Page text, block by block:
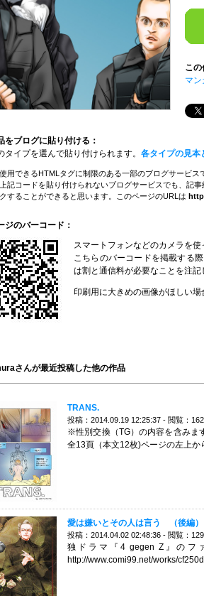
こ
マン
をブログに貼り付ける：
タイプを選んで貼り付けられます。 各タイプの見本
使用できるHTMLタグに制限のある一部のブログサービス
上記コードを貼り付けられないブログサービスでも、記
クすることができると思います。このページのURLは
ジのバーコード：
スマートフォンなどのカメラを
こちらのバーコードを掲載する
は割と通信料が必要なことを注記
印刷用に大きめの画像がほしい場
さんが最近投稿した他の作品
TRANS.
投稿：2014.09.19 12:25:37 - 閲覧：
※性別交換（TG）の内容を含みま
全13頁（本文12枚)ページの左上か
愛は嫌いとその人は言う （後編）
投稿：2014.04.02 02:48:36 - 閲覧：
独ドラマ『4 gegen Z』の
http://www.comi99.net/works/